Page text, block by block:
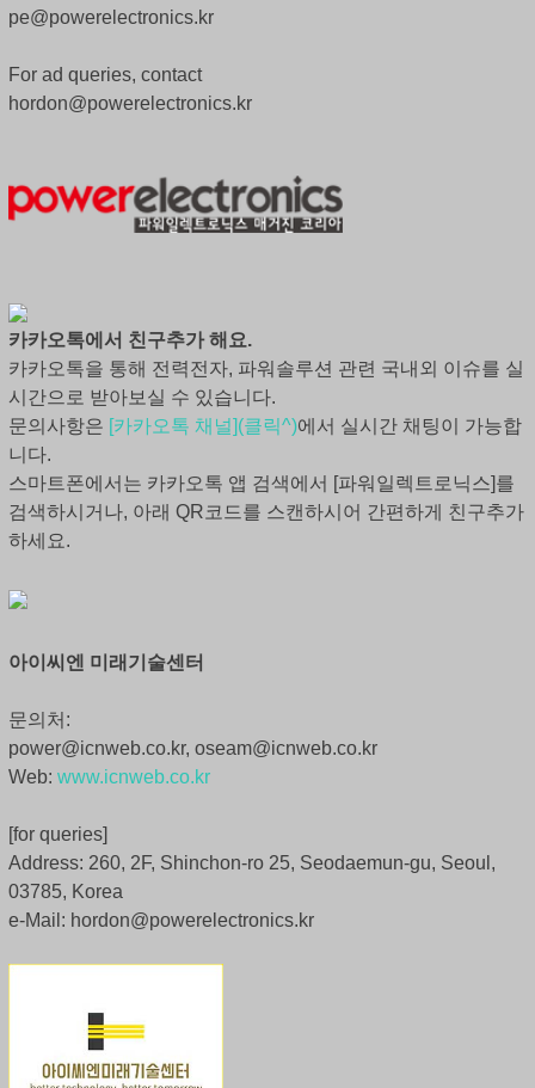
pe@powerelectronics.kr
For ad queries, contact
hordon@powerelectronics.kr
카카오톡에서 친구추가 해요.
카카오톡을 통해 전력전자, 파워솔루션 관련 국내외 이슈를 실
시간으로 받아보실 수 있습니다.
문의사항은 [카카오톡 채널](클릭^)에서 실시간 채팅이 가능합
니다.
스마트폰에서는 카카오톡 앱 검색에서 [파워일렉트로닉스]를
검색하시거나, 아래 QR코드를 스캔하시어 간편하게 친구추가
하세요.
아이씨엔 미래기술센터
문의처:
power@icnweb.co.kr, oseam@icnweb.co.kr
Web: www.icnweb.co.kr
[for queries]
Address: 260, 2F, Shinchon-ro 25, Seodaemun-gu, Seoul,
03785, Korea
e-Mail: hordon@powerelectronics.kr